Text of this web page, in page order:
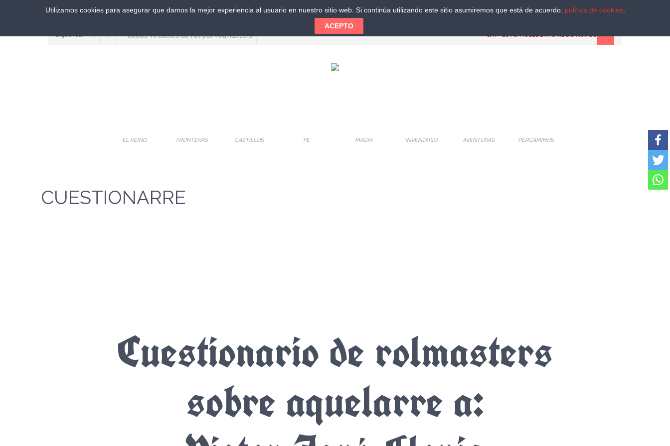
Síguenos: CAT-ES| ACCEDER| REGISTRARSE
EL REINO FRONTERAS CASTILLOS FE MAGIA INVENTARIO AVENTURAS PERGAMINOS
CUESTIONARRE
Cuestionario de rolmasters
sobre aquelarre a:
Utilizamos cookies para asegurar que damos la mejor experiencia al usuario en nuestro sitio web. Si continúa utilizando este sitio asumiremos que está de acuerdo. política de cookies.
ACEPTO